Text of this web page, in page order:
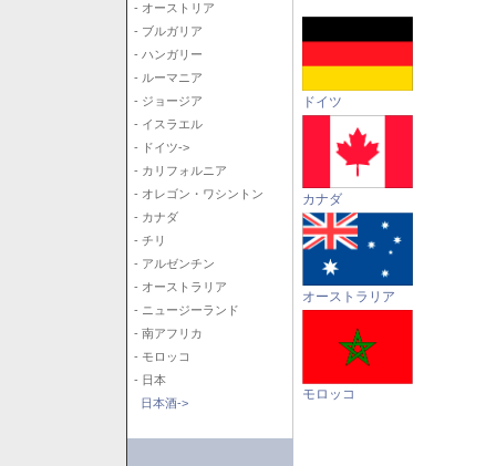
- オーストリア
- ブルガリア
- ハンガリー
- ルーマニア
- ジョージア
- イスラエル
- ドイツ->
- カリフォルニア
- オレゴン・ワシントン
- カナダ
- チリ
- アルゼンチン
- オーストラリア
- ニュージーランド
- 南アフリカ
- モロッコ
- 日本
日本酒->
ドイツ
カナダ
オーストラリア
モロッコ